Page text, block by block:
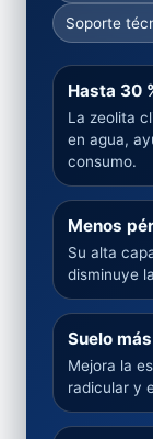
Soporte
Hasta 30
La zeolita
en agua,
consumo.
Menos
Su alta
disminuye
Suelo
Mejora la
radicular y